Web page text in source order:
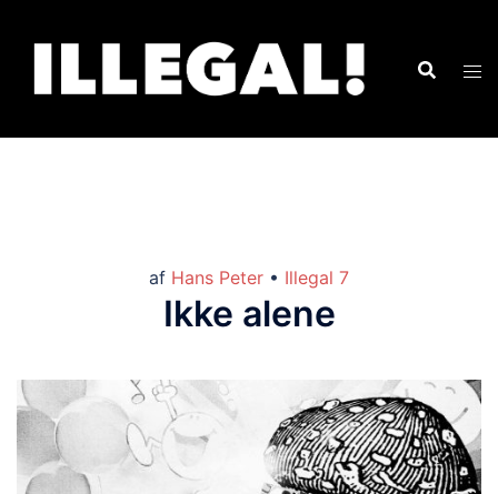
af Hans Peter • Illegal 7
Ikke alene